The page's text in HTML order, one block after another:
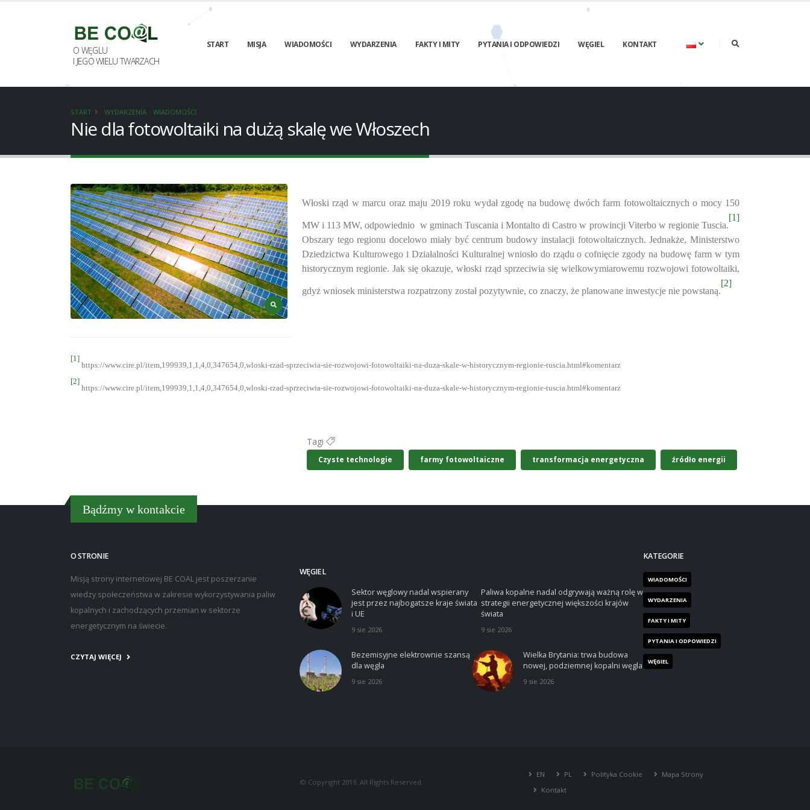
O WĘGLU
I JEGO WIELU TWARZACH
START MISJA WIADOMOŚCI WYDARZENIA FAKTY I MITY PYTANIA I ODPOWIEDZI WĘGIEL KONTAKT
START WYDARZENIA WIADOMOŚCI
Nie dla fotowoltaiki na dużą skalę we Włoszech
Włoski rząd w marcu oraz maju 2019 roku wydał zgodę na budowę dwóch farm fotowoltaicznych o mocy 150
MW i 113 MW, odpowiednio w gminach Tuscania i Montalto di Castro w prowincji Viterbo w regionie Tuscia.
[1]
Obszary tego regionu docelowo miały być centrum budowy instalacji fotowoltaicznych. Jednakże, Ministerstwo
Dziedzictwa Kulturowego i Działalności Kulturalnej wniosło do rządu o cofnięcie zgody na budowę farm w tym
historycznym regionie. Jak się okazuje, włoski rząd sprzeciwia się wielkowymiarowemu rozwojowi fotowoltaiki,
gdyż wniosek ministerstwa rozpatrzony został pozytywnie, co znaczy, że planowane inwestycje nie powstaną.
[2]
[1]
https://www.cire.pl/item,199939,1,1,4,0,347654,0,wloski-rzad-sprzeciwia-sie-rozwojowi-fotowoltaiki-na-duza-skale-w-historycznym-regionie-tuscia.html#komentarz
[2]
https://www.cire.pl/item,199939,1,1,4,0,347654,0,wloski-rzad-sprzeciwia-sie-rozwojowi-fotowoltaiki-na-duza-skale-w-historycznym-regionie-tuscia.html#komentarz
Tagi
Czyste technologie farmy fotowoltaiczne transformacja energetyczna źródło energii
Bądźmy w kontakcie
O STRONIE
Misją strony internetowej BE COAL jest poszerzanie
wiedzy społeczeństwa w zakresie wykorzystywania paliw
kopalnych i zachodzących przemian w sektorze
energetycznym na świecie.
CZYTAJ WIĘCEJ
WĘGIEL
Sektor węglowy nadal wspierany
jest przez najbogatsze kraje świata
i UE
9 sie 2026
Bezemisyjne elektrownie szansą
dla węgla
9 sie 2026
Paliwa kopalne nadal odgrywają ważną rolę w
strategii energetycznej większości krajów
świata
9 sie 2026
Wielka Brytania: trwa budowa
nowej, podziemnej kopalni węgla
9 sie 2026
KATEGORIE
WIADOMOŚCI
WYDARZENIA
FAKTY I MITY
PYTANIA I ODPOWIEDZI
WĘGIEL
© Copyright 2019. All Rights Reserved.
EN PL Polityka Cookie
Mapa Strony
Kontakt